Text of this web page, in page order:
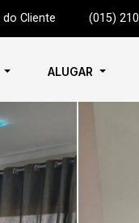
do Cliente (015)
ALUGAR